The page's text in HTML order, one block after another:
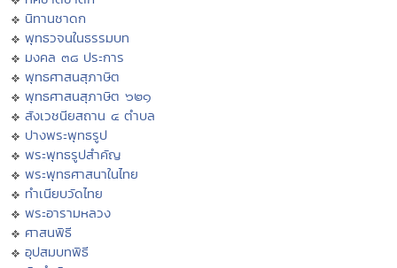
นิทานชาดก
พุทธวจนในธรรมบท
มงคล ๓๘ ประการ
พุทธศาสนสุภาษิต
พุทธศาสนสุภาษิต ๖๒๑
สังเวชนียสถาน ๔ ตำบล
ปางพระพุทธรูป
พระพุทธรูปสำคัญ
พระพุทธศาสนาในไทย
ทำเนียบวัดไทย
พระอารามหลวง
ศาสนพิธี
อุปสมบทพิธี